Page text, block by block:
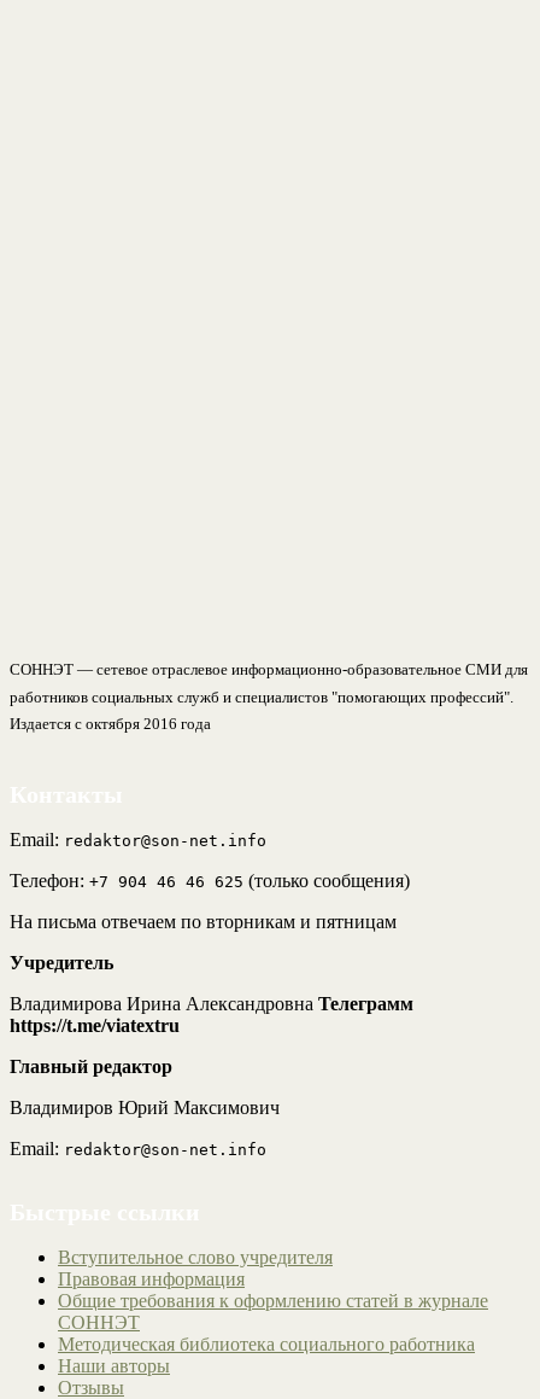
СОННЭТ — сетевое отраслевое информационно-образовательное СМИ для
работников социальных служб и специалистов "помогающих профессий".
Издается с октября 2016 года
Email: redaktor@son-net.info
Телефон: +7 904 46 46 625 (только сообщения)
На письма отвечаем по вторникам и пятницам
Учредитель
Владимирова Ирина Александровна Телеграмм
https://t.me/viatextru
Главный редактор
Владимиров Юрий Максимович
Email: redaktor@son-net.info
Вступительное слово учредителя
Правовая информация
Общие требования к оформлению статей в журнале
СОННЭТ
Методическая библиотека социального работника
Наши авторы
Отзывы